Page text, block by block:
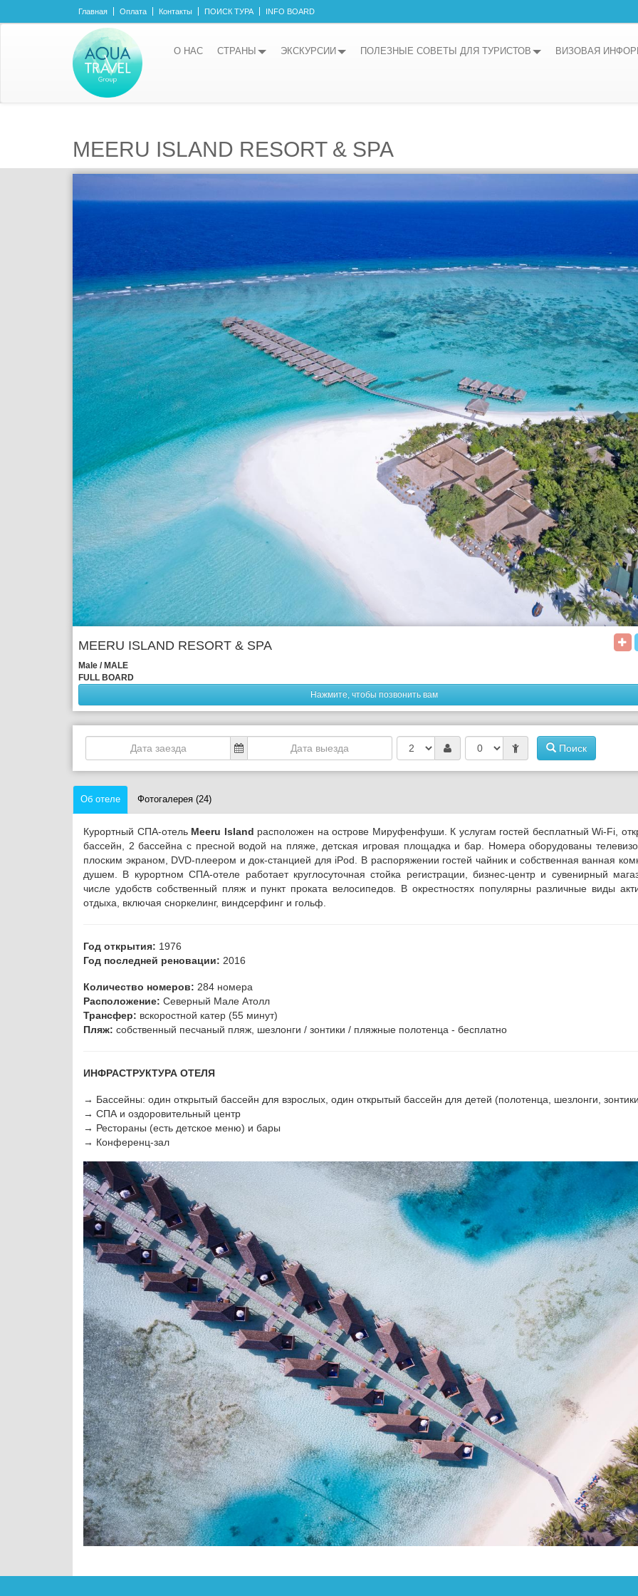
Главная Оплата Контакты ПОИСК ТУРА INFO BOARD
О НАС СТРАНЫ ЭКСКУРСИИ ПОЛЕЗНЫЕ СОВЕТЫ ДЛЯ ТУРИСТОВ ВИЗОВАЯ
MEERU ISLAND RESORT & SPA
MEERU ISLAND RESORT & SPA
Male / MALE
FULL BOARD
Нажмите, чтобы позвонить вам
Поиск
Об отеле Фотогалерея (24)
Курортный СПА-отель Meeru Island расположен на острове Мируфенфуши. К услугам гостей бесплатный Wi-Fi,
бассейн, 2 бассейна с пресной водой на пляже, детская игровая площадка и бар. Номера оборудованы
плоским экраном, DVD-плеером и док-станцией для iPod. В распоряжении гостей чайник и собственная ванная
душем. В курортном СПА-отеле работает круглосуточная стойка регистрации, бизнес-центр и сувенирный
числе удобств собственный пляж и пункт проката велосипедов. В окрестностях популярны различные виды
отдыха, включая сноркелинг, виндсерфинг и гольф.
Год открытия: 1976
Год последней реновации: 2016
Количество номеров: 284 номера
Расположение: Северный Мале Атолл
Трансфер: вскоростной катер (55 минут)
Пляж: собственный песчаный пляж, шезлонги / зонтики / пляжные полотенца - бесплатно
ИНФРАСТРУКТУРА ОТЕЛЯ
→ Бассейны: один открытый бассейн для взрослых, один открытый бассейн для детей (полотенца, шезлонги,
→ СПА и оздоровительный центр
→ Рестораны (есть детское меню) и бары
→ Конференц-зал